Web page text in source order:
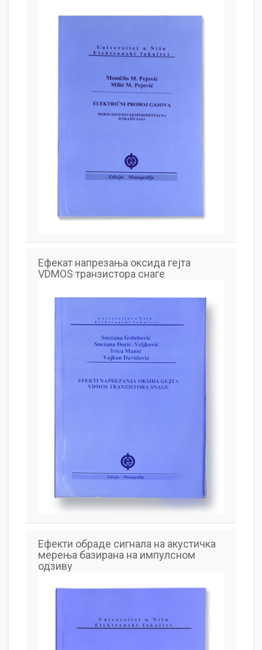
Ефекат напрезања оксида гејта
VDMOS транзистора снаге
Ефекти обраде сигнала на акустичка
мерења базирана на импулсном
одзиву